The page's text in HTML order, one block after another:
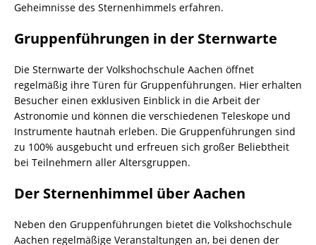
Geheimnisse des Sternenhimmels erfahren.
Gruppenführungen in der Sternwarte
Die Sternwarte der Volkshochschule Aachen öffnet
regelmäßig ihre Türen für Gruppenführungen. Hier erhalten
Besucher einen exklusiven Einblick in die Arbeit der
Astronomie und können die verschiedenen Teleskope und
Instrumente hautnah erleben. Die Gruppenführungen sind
zu 100% ausgebucht und erfreuen sich großer Beliebtheit
bei Teilnehmern aller Altersgruppen.
Der Sternenhimmel über Aachen
Neben den Gruppenführungen bietet die Volkshochschule
Aachen regelmäßige Veranstaltungen an, bei denen der